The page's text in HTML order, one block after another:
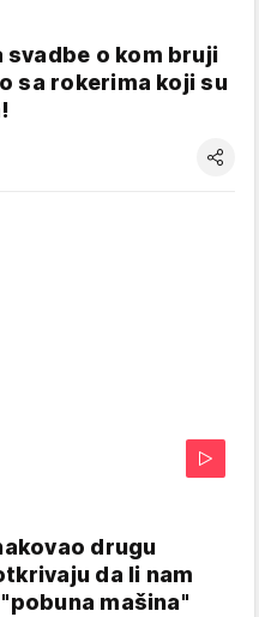
svadbe o kom bruji
sa rokerima koji su
drugu
da li nam
mašina"